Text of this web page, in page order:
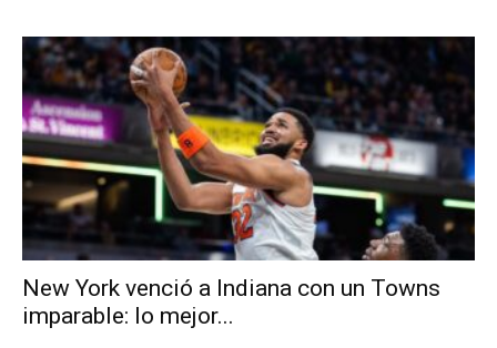
New York venció a Indiana con un Towns
imparable: lo mejor...